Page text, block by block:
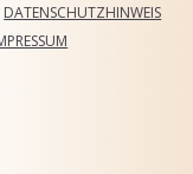
DATENSCHUTZHINWEIS